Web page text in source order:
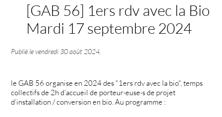
[GAB 56] 1ers rdv avec la Bio
Mardi 17 septembre 2024
Publié levendredi 30 août 2024
le GAB 56 organise en 2024 des "1ers rdv avec la bio", temps
collectifs de 2h d’accueil de porteur·euse·s de projet
d’installation / conversion en bio. Au programme :